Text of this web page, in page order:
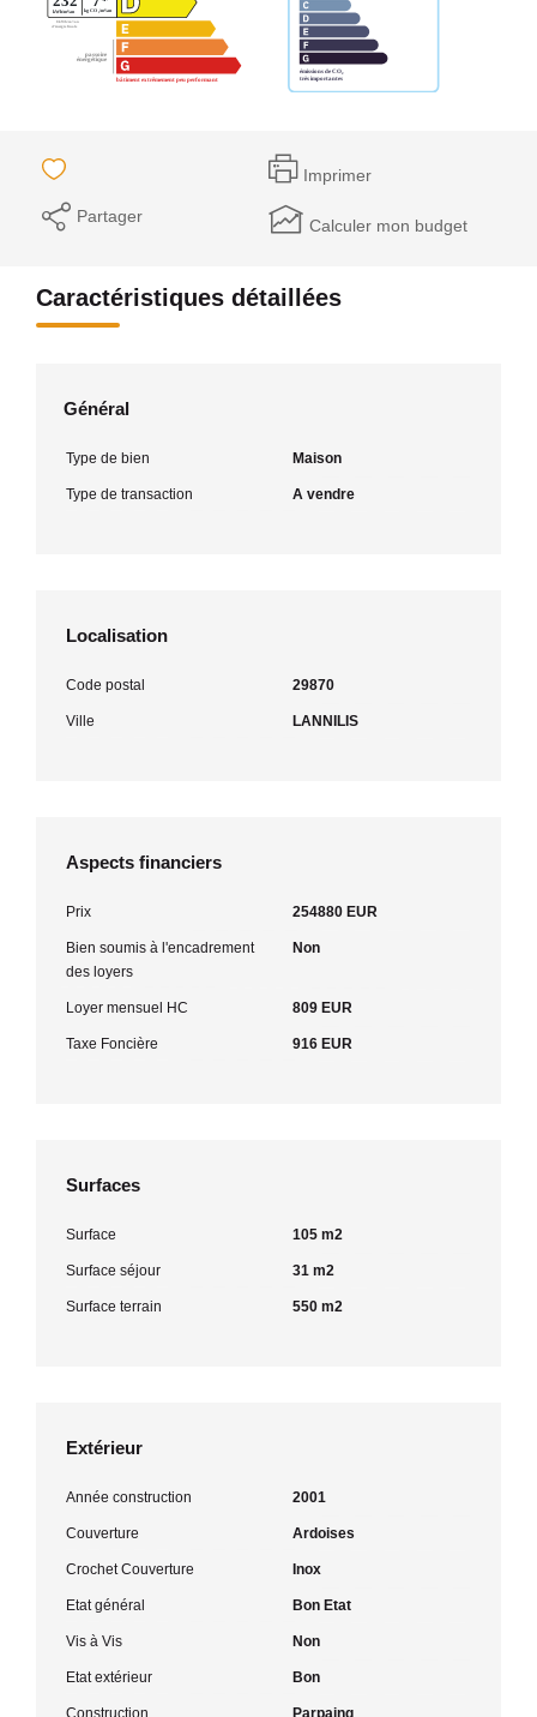
Imprimer
Partager Calculer mon budget
Caractéristiques détaillées
Général
Type de bien Maison
Type de transaction A vendre
Localisation
Code postal 29870
Ville LANNILIS
Aspects financiers
Prix 254880 EUR
Bien soumis à l'encadrement
des loyers
Non
Loyer mensuel HC 809 EUR
Taxe Foncière 916 EUR
Surfaces
Surface 105 m2
Surface séjour 31 m2
Surface terrain 550 m2
Extérieur
Année construction 2001
Couverture Ardoises
Crochet Couverture Inox
Etat général Bon Etat
Vis à Vis Non
Etat extérieur Bon
Construction Parpaing